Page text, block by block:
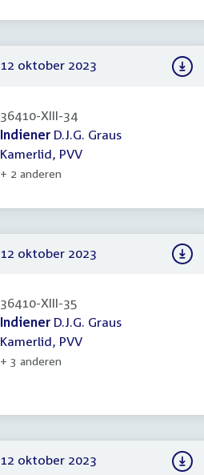
12 oktober 2023
36410-XIII-34
IndienerD.J.G. Graus
Kamerlid, PVV
+ 2 anderen
12 oktober 2023
36410-XIII-35
IndienerD.J.G. Graus
Kamerlid, PVV
+ 3 anderen
12 oktober 2023